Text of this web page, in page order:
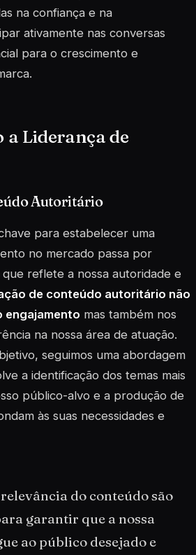
na confiança e na
ativamente nas conversas
para o crescimento e
a Liderança de
Autoritário
para estabelecer uma
no mercado passa por
reflete a nossa autoridade e
de conteúdo autoritário não
engajamento mas também nos
na nossa área de atuação.
seguimos uma abordagem
a identificação dos temas mais
público-alvo e a produção de
às suas necessidades e
do conteúdo são
garantir que a nossa
ao público desejado e